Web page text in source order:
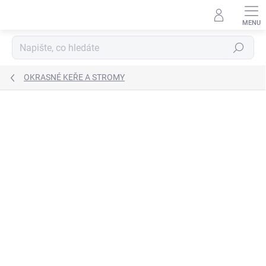
Hledat
OKRASNÉ KEŘE A STROMY